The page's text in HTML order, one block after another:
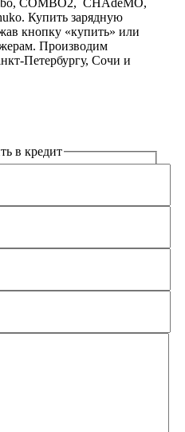
COMBO2, CHAdeMO,
Купить зарядную
кнопку «купить» или
Производим
Петербургу, Сочи и
в кредит